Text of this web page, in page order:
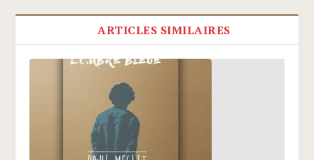
ARTICLES SIMILAIRES